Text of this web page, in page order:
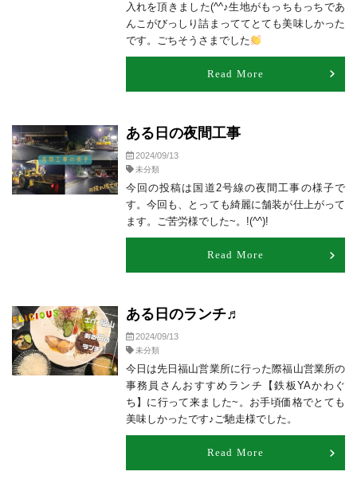
入れを頂きました(^^♪生地がもっちもっちであ
んこがびっしり詰まっててとても美味しかった
です。ごちそうさまでした
Read More
ある日の夜間工事
2024/09/13
未分類
今回の投稿は国道2号線の夜間工事の様子で
す。今回も、とっても綺麗に舗装が仕上がって
ます。ご苦労様でした~。!(^^)!
Read More
ある日のランチ♬
2024/09/13
未分類
今日は先日福山営業所に行った際福山営業所の
事務員さんおすすめランチ【鉄板YAかわぐ
ち】に行って来ました~。お手頃価格でとても
美味しかったです♪ご馳走様でした。
Read More